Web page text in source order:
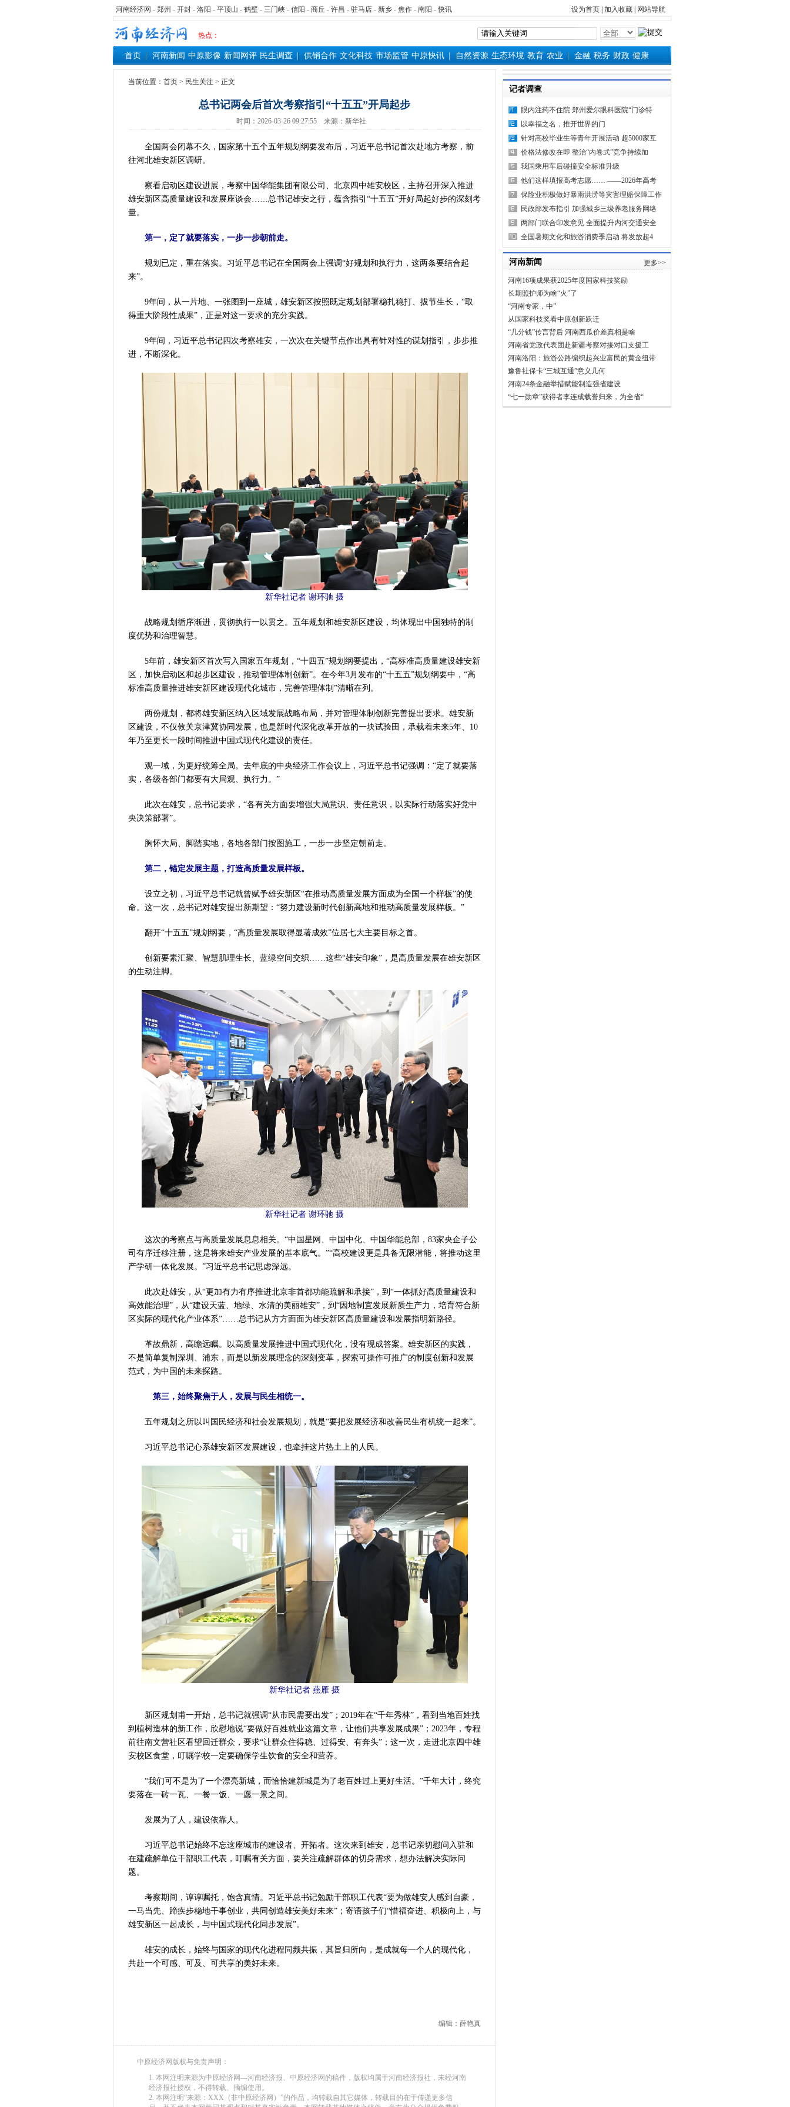
河南经济网 - 郑州 - 开封 - 洛阳 - 平顶山 - 鹤壁 - 三门峡 - 信阳 - 商丘 - 许昌 - 驻马店 - 新乡 - 焦作 - 南阳 -快讯 设为首页 加入收藏 网站导航
热点：
首页 河南新闻 中原影像 新闻网评 民生调查 供销合作 文化科技 市场监管 中原快讯 自然资源 生态环境 教育 农业 金融 税务 财政 健康
当前位置： 首页 > 民生关注 > 正文
总书记两会后首次考察指引“十五五”开局起步
时间：2026-03-26 09:27:55 来源：新华社
全国两会闭幕不久，国家第十五个五年规划纲要发布后，习近平总书记首次赴地方考察，前
往河北雄安新区调研。
察看启动区建设进展，考察中国华能集团有限公司、北京四中雄安校区，主持召开深入推进
雄安新区高质量建设和发展座谈会……总书记雄安之行，蕴含指引“十五五”开好局起好步的深刻考
量。
第一，定了就要落实，一步一步朝前走。
规划已定，重在落实。习近平总书记在全国两会上强调“好规划和执行力，这两条要结合起
来”。
9年间，从一片地、一张图到一座城，雄安新区按照既定规划部署稳扎稳打、拔节生长，“取
得重大阶段性成果”，正是对这一要求的充分实践。
9年间，习近平总书记四次考察雄安，一次次在关键节点作出具有针对性的谋划指引，步步推
进，不断深化。
新华社记者 谢环驰 摄
战略规划循序渐进，贯彻执行一以贯之。五年规划和雄安新区建设，均体现出中国独特的制
度优势和治理智慧。
5年前，雄安新区首次写入国家五年规划，“十四五”规划纲要提出，“高标准高质量建设雄安新
区，加快启动区和起步区建设，推动管理体制创新”。在今年3月发布的“十五五”规划纲要中，“高
标准高质量推进雄安新区建设现代化城市，完善管理体制”清晰在列。
两份规划，都将雄安新区纳入区域发展战略布局，并对管理体制创新完善提出要求。雄安新
区建设，不仅攸关京津冀协同发展，也是新时代深化改革开放的一块试验田，承载着未来5年、10
年乃至更长一段时间推进中国式现代化建设的责任。
观一域，为更好统筹全局。去年底的中央经济工作会议上，习近平总书记强调：“定了就要落
实，各级各部门都要有大局观、执行力。”
此次在雄安，总书记要求，“各有关方面要增强大局意识、责任意识，以实际行动落实好党中
央决策部署”。
胸怀大局、脚踏实地，各地各部门按图施工，一步一步坚定朝前走。
第二，锚定发展主题，打造高质量发展样板。
设立之初，习近平总书记就曾赋予雄安新区“在推动高质量发展方面成为全国一个样板”的使
命。这一次，总书记对雄安提出新期望：“努力建设新时代创新高地和推动高质量发展样板。”
翻开“十五五”规划纲要，“高质量发展取得显著成效”位居七大主要目标之首。
创新要素汇聚、智慧肌理生长、蓝绿空间交织……这些“雄安印象”，是高质量发展在雄安新区
的生动注脚。
新华社记者 谢环驰 摄
这次的考察点与高质量发展息息相关。“中国星网、中国中化、中国华能总部，83家央企子公
司有序迁移注册，这是将来雄安产业发展的基本底气。”“高校建设更是具备无限潜能，将推动这里
产学研一体化发展。”习近平总书记思虑深远。
此次赴雄安，从“更加有力有序推进北京非首都功能疏解和承接”，到“一体抓好高质量建设和
高效能治理”，从“建设天蓝、地绿、水清的美丽雄安”，到“因地制宜发展新质生产力，培育符合新
区实际的现代化产业体系”……总书记从方方面面为雄安新区高质量建设和发展指明新路径。
革故鼎新，高瞻远瞩。以高质量发展推进中国式现代化，没有现成答案。雄安新区的实践，
不是简单复制深圳、浦东，而是以新发展理念的深刻变革，探索可操作可推广的制度创新和发展
范式，为中国的未来探路。
第三，始终聚焦于人，发展与民生相统一。
五年规划之所以叫国民经济和社会发展规划，就是“要把发展经济和改善民生有机统一起来”。
习近平总书记心系雄安新区发展建设，也牵挂这片热土上的人民。
新华社记者 燕雁 摄
新区规划甫一开始，总书记就强调“从市民需要出发”；2019年在“千年秀林”，看到当地百姓找
到植树造林的新工作，欣慰地说“要做好百姓就业这篇文章，让他们共享发展成果”；2023年，专程
前往南文营社区看望回迁群众，要求“让群众住得稳、过得安、有奔头”；这一次，走进北京四中雄
安校区食堂，叮嘱学校一定要确保学生饮食的安全和营养。
“我们可不是为了一个漂亮新城，而恰恰建新城是为了老百姓过上更好生活。”千年大计，终究
要落在一砖一瓦、一餐一饭、一愿一景之间。
发展为了人，建设依靠人。
习近平总书记始终不忘这座城市的建设者、开拓者。这次来到雄安，总书记亲切慰问入驻和
在建疏解单位干部职工代表，叮嘱有关方面，要关注疏解群体的切身需求，想办法解决实际问
题。
考察期间，谆谆嘱托，饱含真情。习近平总书记勉励干部职工代表“要为做雄安人感到自豪，
一马当先、蹄疾步稳地干事创业，共同创造雄安美好未来”；寄语孩子们“惜福奋进、积极向上，与
雄安新区一起成长，与中国式现代化同步发展”。
雄安的成长，始终与国家的现代化进程同频共振，其旨归所向，是成就每一个人的现代化，
共赴一个可感、可及、可共享的美好未来。
编辑：薛艳真
中原经济网版权与免责声明：
1. 本网注明来源为中原经济网—河南经济报、中原经济网的稿件，版权均属于河南经济报社，未经河南
经济报社授权，不得转载、摘编使用。
2. 本网注明“来源：XXX（非中原经济网）”的作品，均转载自其它媒体，转载目的在于传递更多信
记者调查
眼内注药不住院 郑州爱尔眼科医院“门诊特
以幸福之名，推开世界的门
针对高校毕业生等青年开展活动 超5000家互
价格法修改在即 整治“内卷式”竞争持续加
我国乘用车后碰撞安全标准升级
他们这样填报高考志愿…… ——2026年高考
保险业积极做好暴雨洪涝等灾害理赔保障工作
民政部发布指引 加强城乡三级养老服务网络
两部门联合印发意见 全面提升内河交通安全
全国暑期文化和旅游消费季启动 将发放超4
河南新闻 更多>>
河南16项成果获2025年度国家科技奖励
长期照护师为啥“火”了
“河南专家，中”
从国家科技奖看中原创新跃迁
“几分钱”传言背后 河南西瓜价差真相是啥
河南省党政代表团赴新疆考察对接对口支援工
河南洛阳：旅游公路编织起兴业富民的黄金纽带
豫鲁社保卡“三城互通”意义几何
河南24条金融举措赋能制造强省建设
“七一勋章”获得者李连成载誉归来，为全省“